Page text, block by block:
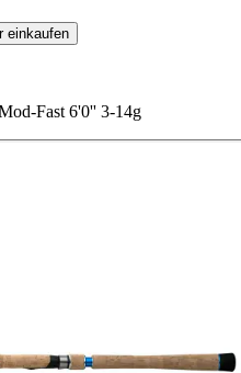
einkaufen
Fast 6'0'' 3-14g